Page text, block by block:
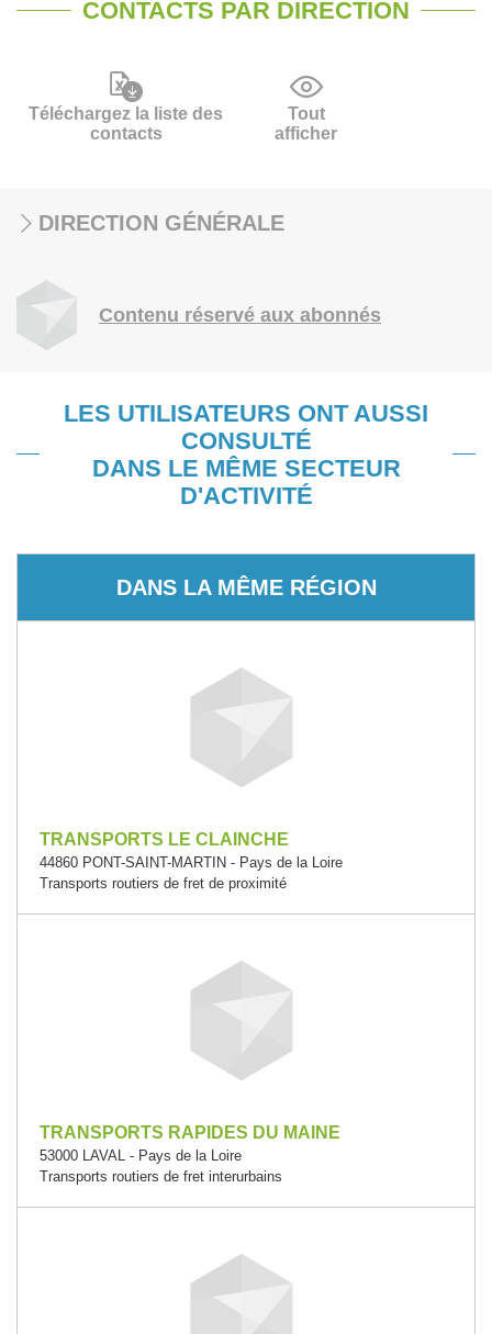
CONTACTS PAR DIRECTION
Téléchargez la liste des
contacts
Tout
afficher
DIRECTION GÉNÉRALE
Contenu réservé aux abonnés
LES UTILISATEURS ONT AUSSI
CONSULTÉ
DANS LE MÊME SECTEUR
D'ACTIVITÉ
DANS LA MÊME RÉGION
TRANSPORTS LE CLAINCHE
44860 PONT-SAINT-MARTIN - Pays de la Loire
Transports routiers de fret de proximité
TRANSPORTS RAPIDES DU MAINE
53000 LAVAL - Pays de la Loire
Transports routiers de fret interurbains